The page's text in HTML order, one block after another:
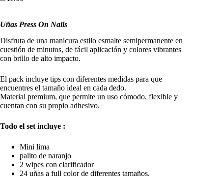
Uñas Press On Nails
Disfruta de una manicura estilo esmalte semipermanente en
cuestión de minutos, de fácil aplicación y colores vibrantes
con brillo de alto impacto.
El pack incluye tips con diferentes medidas para que
encuentres el tamaño ideal en cada dedo.
Material premium, que permite un uso cómodo, flexible y
cuentan con su propio adhesivo.
Todo el set incluye :
Mini lima
palito de naranjo
2 wipes con clarificador
24 uñas a full color de diferentes tamaños.